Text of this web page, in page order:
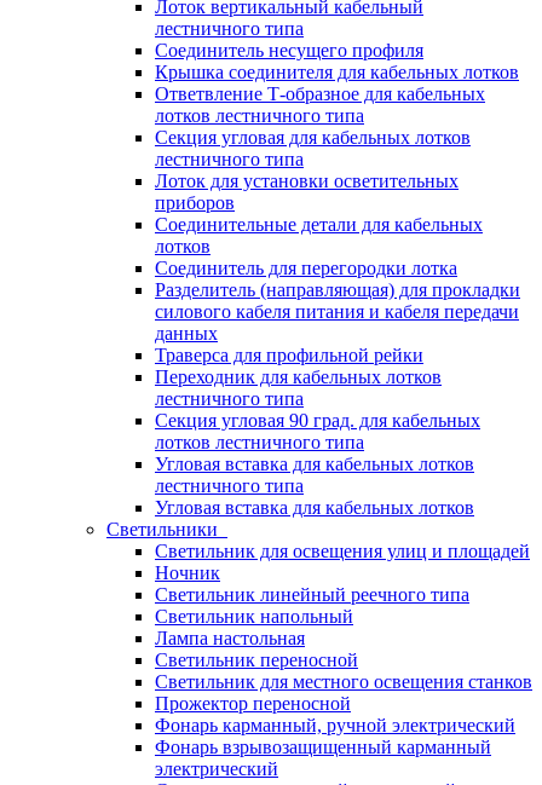
Лоток вертикальный кабельный
лестничного типа
Соединитель несущего профиля
Крышка соединителя для кабельных лотков
Ответвление Т-образное для кабельных
лотков лестничного типа
Секция угловая для кабельных лотков
лестничного типа
Лоток для установки осветительных
приборов
Соединительные детали для кабельных
лотков
Соединитель для перегородки лотка
Разделитель (направляющая) для прокладки
силового кабеля питания и кабеля передачи
данных
Траверса для профильной рейки
Переходник для кабельных лотков
лестничного типа
Секция угловая 90 град. для кабельных
лотков лестничного типа
Угловая вставка для кабельных лотков
лестничного типа
Угловая вставка для кабельных лотков
Светильники
Светильник для освещения улиц и площадей
Ночник
Светильник линейный реечного типа
Светильник напольный
Лампа настольная
Светильник переносной
Светильник для местного освещения станков
Прожектор переносной
Фонарь карманный, ручной электрический
Фонарь взрывозащищенный карманный
электрический